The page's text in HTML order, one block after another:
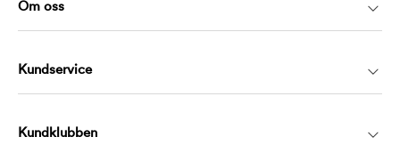
Om oss
Kundservice
Kundklubben